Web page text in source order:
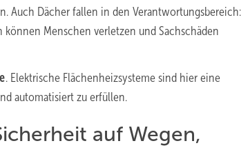
Auch Dächer fallen in den Verantwortungsbereich:
Menschen verletzen und Sachschäden
. Elektrische Flächenheizsysteme sind hier eine
automatisiert zu erfüllen.
auf Wegen,